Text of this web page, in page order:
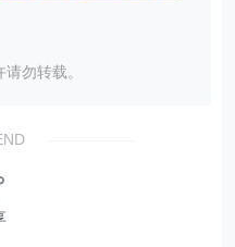
勿转载。